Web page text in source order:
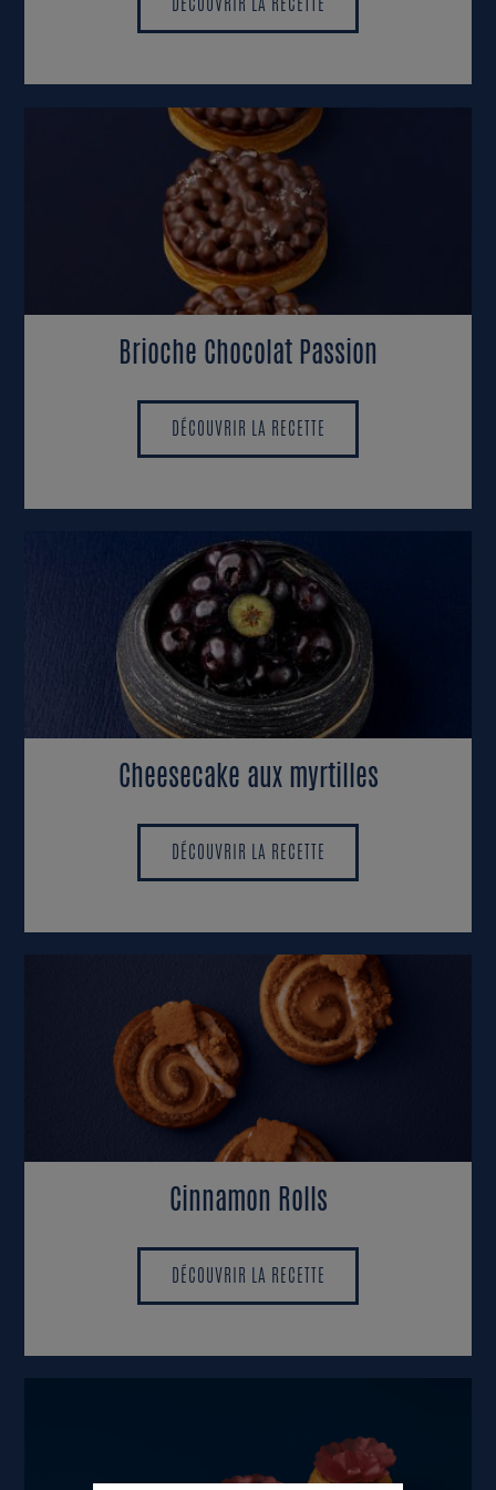
DÉCOUVRIR LA RECETTE
Brioche Chocolat Passion
DÉCOUVRIR LA RECETTE
DÉCOUVRIR LA RECETTE
Cheesecake aux myrtilles
DÉCOUVRIR LA RECETTE
DÉCOUVRIR LA RECETTE
Cinnamon Rolls
DÉCOUVRIR LA RECETTE
DÉCOUVRIR LA RECETTE